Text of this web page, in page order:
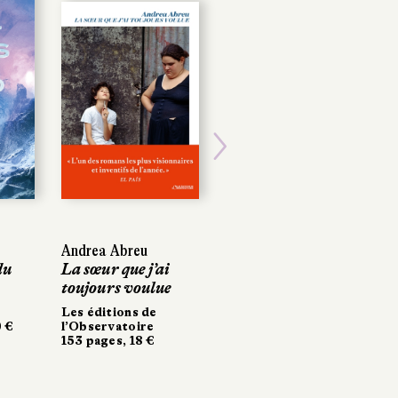
€
Andrea Abreu
La sœur que j’ai
toujours voulue
Les éditions de
l’Observatoire
153 pages, 18 €
€
Andrea Abreu
La sœur que j’ai
toujours voulue
Les éditions de
l’Observatoire
153 pages, 18 €